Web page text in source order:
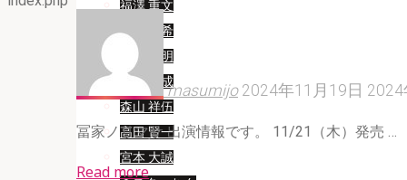
福澤 重文
大串 有希
松延 知明
櫻井 勝成
森山 祥伍
高田 賢一
宮本 大誠
masumijo 2024年11月19日 2024
冨家ノリマサ 出演情報です。 11/21（木）発売 …
Read more"冨